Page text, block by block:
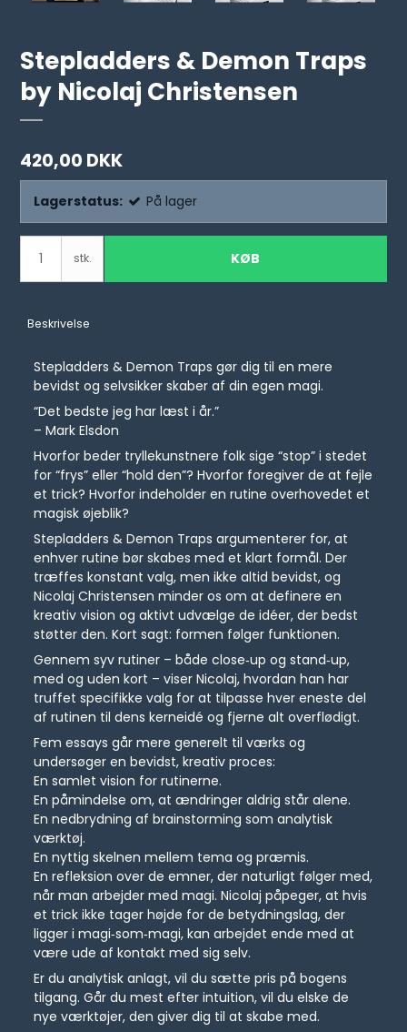
Stepladders & Demon Traps
by Nicolaj Christensen
420,00 DKK
Lagerstatus: På lager
stk. KØB
Beskrivelse
Stepladders & Demon Traps gør dig til en mere
bevidst og selvsikker skaber af din egen magi.
“Det bedste jeg har læst i år.”
– Mark Elsdon
Hvorfor beder tryllekunstnere folk sige “stop” i stedet
for “frys” eller “hold den”? Hvorfor foregiver de at fejle
et trick? Hvorfor indeholder en rutine overhovedet et
magisk øjeblik?
Stepladders & Demon Traps argumenterer for, at
enhver rutine bør skabes med et klart formål. Der
træffes konstant valg, men ikke altid bevidst, og
Nicolaj Christensen minder os om at definere en
kreativ vision og aktivt udvælge de idéer, der bedst
støtter den. Kort sagt: formen følger funktionen.
Gennem syv rutiner – både close‑up og stand‑up,
med og uden kort – viser Nicolaj, hvordan han har
truffet specifikke valg for at tilpasse hver eneste del
af rutinen til dens kerneidé og fjerne alt overflødigt.
Fem essays går mere generelt til værks og
undersøger en bevidst, kreativ proces:
En samlet vision for rutinerne.
En påmindelse om, at ændringer aldrig står alene.
En nedbrydning af brainstorming som analytisk
værktøj.
En nyttig skelnen mellem tema og præmis.
En refleksion over de emner, der naturligt følger med,
når man arbejder med magi. Nicolaj påpeger, at hvis
et trick ikke tager højde for de betydningslag, der
ligger i magi‑som‑magi, kan arbejdet ende med at
være ude af kontakt med sig selv.
Er du analytisk anlagt, vil du sætte pris på bogens
tilgang. Går du mest efter intuition, vil du elske de
nye værktøjer, den giver dig til at skabe med.